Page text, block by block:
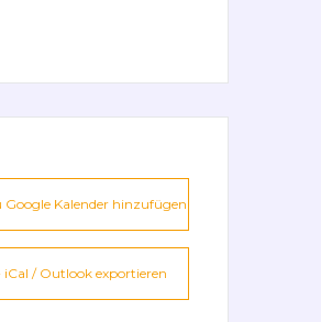
Google Kalender hinzufügen
iCal / Outlook exportieren